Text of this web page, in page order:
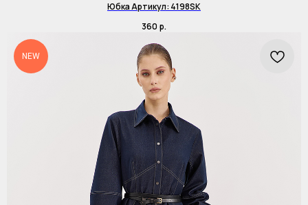
Юбка Артикул: 4198SK
360 р.
NEW